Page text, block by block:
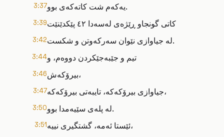
3:37 یەکەم شت کاتەکەی بوو.
3:39 کاتی گونجاو ڕێژەی لەسەدا ٤٢ پێکدێنێت
3:42 لە جیاوازی نێوان سەرکەوتن و شکست.
3:44تیم و جێبەجێکردن دووەم، و
3:46 بیرۆکەش،
3:47 جیاوازی بیرۆکەکە، تایبەتی بیرۆکەکە،
3:50 لە پلەی سێیەمدا بوو.
3:51 ئێستا ئەمە، گشتگیری نییە،